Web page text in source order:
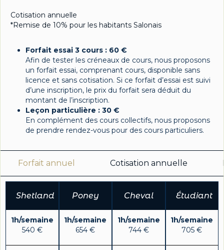
Cotisation annuelle
*Remise de 10% pour les habitants Salonais
Forfait essai 3 cours : 60 €
Afin de tester les créneaux de cours, nous proposons
un forfait essai, comprenant cours, disponible sans
licence et sans cotisation. Si ce forfait d’essai est suivi
d’une inscription, le prix du forfait sera déduit du
montant de l’inscription.
Leçon particulière : 30 €
En complément des cours collectifs, nous proposons
de prendre rendez-vous pour des cours particuliers.
Forfait annuel Cotisation annuelle
Shetland
1h/semaine
540 €
Poney
1h/semaine
654 €
Cheval
1h/semaine
744 €
Étudiant
1h/semaine
705 €